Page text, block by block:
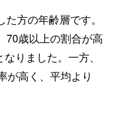
方の年齢層です。
70歳以上の割合が高
りました。一方、
が高く、平均より